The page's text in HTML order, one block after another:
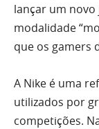
lançar um novo
modalidade
que os gamers
A Nike é uma
utilizados por
competições.